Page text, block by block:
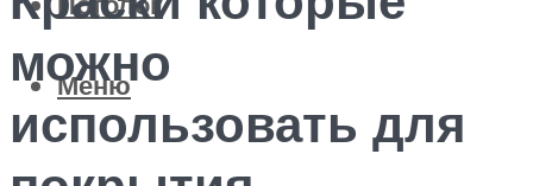
Меню
можно
использовать для